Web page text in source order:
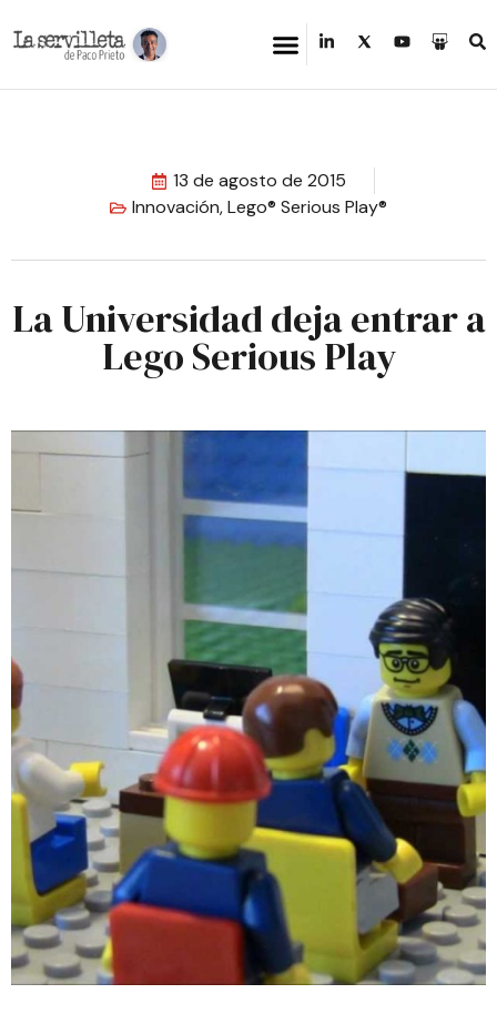
13 de agosto de 2015
Innovación,Lego® Serious Play®
La Universidad deja entrar a
Lego Serious Play